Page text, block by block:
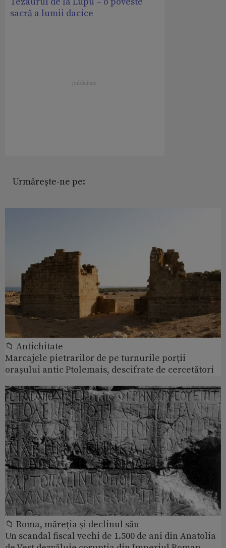
sacră a lumii dacice
Urmărește-ne pe:
📁 Antichitate
Marcajele pietrarilor de pe turnurile porții
orașului antic Ptolemais, descifrate de cercetători
📁 Roma, măreţia şi declinul său
Un scandal fiscal vechi de 1.500 de ani din Anatolia